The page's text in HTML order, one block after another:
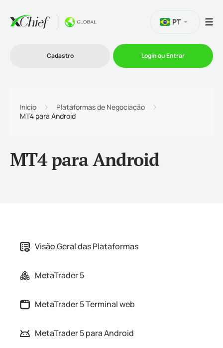
Promoções
PT
Cadastro Login ou Entrar
Início
Plataformas de Negociação
MT4 para Android
MT4 para Android
Visão Geral das Plataformas
MetaTrader 5
MetaTrader 5 Terminal web
MetaTrader 5 para Android